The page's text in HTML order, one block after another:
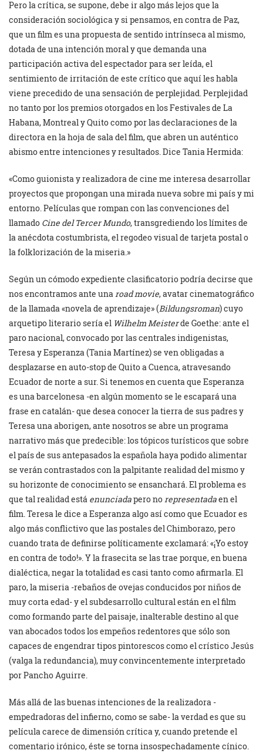
Pero la crítica, se supone, debe ir algo más lejos que la
consideración sociológica y si pensamos, en contra de Paz,
que un film es una propuesta de sentido intrínseca al mismo,
dotada de una intención moral y que demanda una
participación activa del espectador para ser leída, el
sentimiento de irritación de este crítico que aquí les habla
viene precedido de una sensación de perplejidad. Perplejidad
no tanto por los premios otorgados en los Festivales de La
Habana, Montreal y Quito como por las declaraciones de la
directora en la hoja de sala del film, que abren un auténtico
abismo entre intenciones y resultados. Dice Tania Hermida:
«Como guionista y realizadora de cine me interesa desarrollar
proyectos que propongan una mirada nueva sobre mi país y mi
entorno. Películas que rompan con las convenciones del
llamado Cine del Tercer Mundo, transgrediendo los límites de
la anécdota costumbrista, el regodeo visual de tarjeta postal o
la folklorización de la miseria.»
Según un cómodo expediente clasificatorio podría decirse que
nos encontramos ante una road movie, avatar cinematográfico
de la llamada «novela de aprendizaje» (Bildungsroman) cuyo
arquetipo literario sería el Wilhelm Meisterde Goethe: ante el
paro nacional, convocado por las centrales indigenistas,
Teresa y Esperanza (Tania Martínez) se ven obligadas a
desplazarse en auto-stop de Quito a Cuenca, atravesando
Ecuador de norte a sur. Si tenemos en cuenta que Esperanza
es una barcelonesa -en algún momento se le escapará una
frase en catalán- que desea conocer la tierra de sus padres y
Teresa una aborigen, ante nosotros se abre un programa
narrativo más que predecible: los tópicos turísticos que sobre
el país de sus antepasados la española haya podido alimentar
se verán contrastados con la palpitante realidad del mismo y
su horizonte de conocimiento se ensanchará. El problema es
que tal realidad está enunciadapero no representadaen el
film. Teresa le dice a Esperanza algo así como que Ecuador es
algo más conflictivo que las postales del Chimborazo, pero
cuando trata de definirse políticamente exclamará: «¡Yo estoy
en contra de todo!». Y la frasecita se las trae porque, en buena
dialéctica, negar la totalidad es casi tanto como afirmarla. El
paro, la miseria -rebaños de ovejas conducidos por niños de
muy corta edad- y el subdesarrollo cultural están en el film
como formando parte del paisaje, inalterable destino al que
van abocados todos los empeños redentores que sólo son
capaces de engendrar tipos pintorescos como el crístico Jesús
(valga la redundancia), muy convincentemente interpretado
por Pancho Aguirre.
Más allá de las buenas intenciones de la realizadora -
empedradoras del infierno, como se sabe- la verdad es que su
película carece de dimensión crítica y, cuando pretende el
comentario irónico, éste se torna insospechadamente cínico.